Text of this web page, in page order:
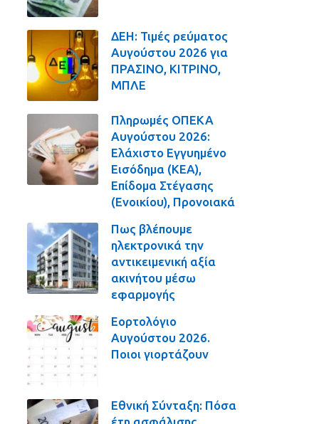
ΔΕΗ: Τιμές ρεύματος
Αυγούστου 2026 για
ΠΡΑΣΙΝΟ, ΚΙΤΡΙΝΟ,
ΜΠΛΕ
Πληρωμές ΟΠΕΚΑ
Αυγούστου 2026:
Ελάχιστο Εγγυημένο
Εισόδημα (ΚΕΑ),
Επίδομα Στέγασης
(Ενοικίου), Προνοιακά
Πως βλέπουμε
ηλεκτρονικά την
αντικειμενική αξία
ακινήτου μέσω
εφαρμογής
Εορτολόγιο
Αυγούστου 2026.
Ποιοι γιορτάζουν
Εθνική Σύνταξη: Πόσα